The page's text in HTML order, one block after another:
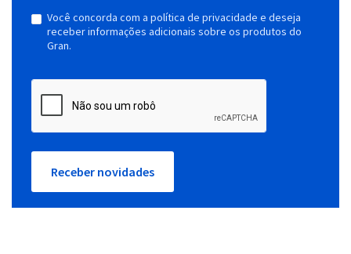
Você concorda com a política de privacidade e deseja
receber informações adicionais sobre os produtos do
Gran.
Receber novidades